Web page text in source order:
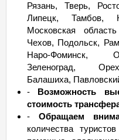
Рязань, Тверь,
Липецк, Тамбов,
Московская
Чехов, Подольск,
Наро-Фоминск,
Зеленоград,
Балашиха,
- Возможность
стоимость
- Обращаем
количества